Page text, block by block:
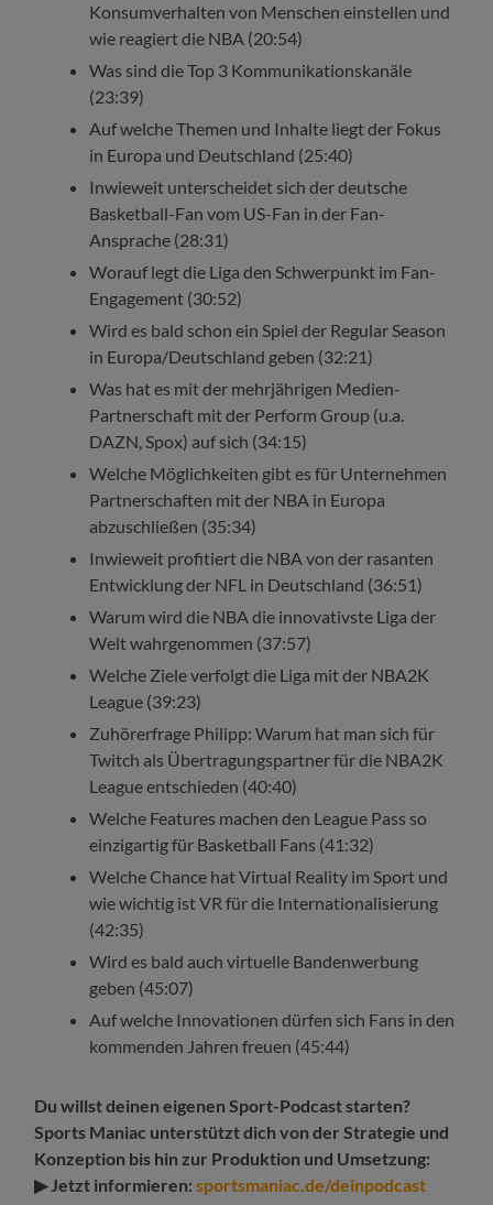
Konsumverhalten von Menschen einstellen und
wie reagiert die NBA (20:54)
Was sind die Top 3 Kommunikationskanäle
(23:39)
Auf welche Themen und Inhalte liegt der Fokus
in Europa und Deutschland (25:40)
Inwieweit unterscheidet sich der deutsche
Basketball-Fan vom US-Fan in der Fan-
Ansprache (28:31)
Worauf legt die Liga den Schwerpunkt im Fan-
Engagement (30:52)
Wird es bald schon ein Spiel der Regular Season
in Europa/Deutschland geben (32:21)
Was hat es mit der mehrjährigen Medien-
Partnerschaft mit der Perform Group (u.a.
DAZN, Spox) auf sich (34:15)
Welche Möglichkeiten gibt es für Unternehmen
Partnerschaften mit der NBA in Europa
abzuschließen (35:34)
Inwieweit profitiert die NBA von der rasanten
Entwicklung der NFL in Deutschland (36:51)
Warum wird die NBA die innovativste Liga der
Welt wahrgenommen (37:57)
Welche Ziele verfolgt die Liga mit der NBA2K
League (39:23)
Zuhörerfrage Philipp: Warum hat man sich für
Twitch als Übertragungspartner für die NBA2K
League entschieden (40:40)
Welche Features machen den League Pass so
einzigartig für Basketball Fans (41:32)
Welche Chance hat Virtual Reality im Sport und
wie wichtig ist VR für die Internationalisierung
(42:35)
Wird es bald auch virtuelle Bandenwerbung
geben (45:07)
Auf welche Innovationen dürfen sich Fans in den
kommenden Jahren freuen (45:44)
Du willst deinen eigenen Sport-Podcast starten?
Sports Maniac unterstützt dich von der Strategie und
Konzeption bis hin zur Produktion und Umsetzung:
▶ Jetzt informieren:sportsmaniac.de/deinpodcast